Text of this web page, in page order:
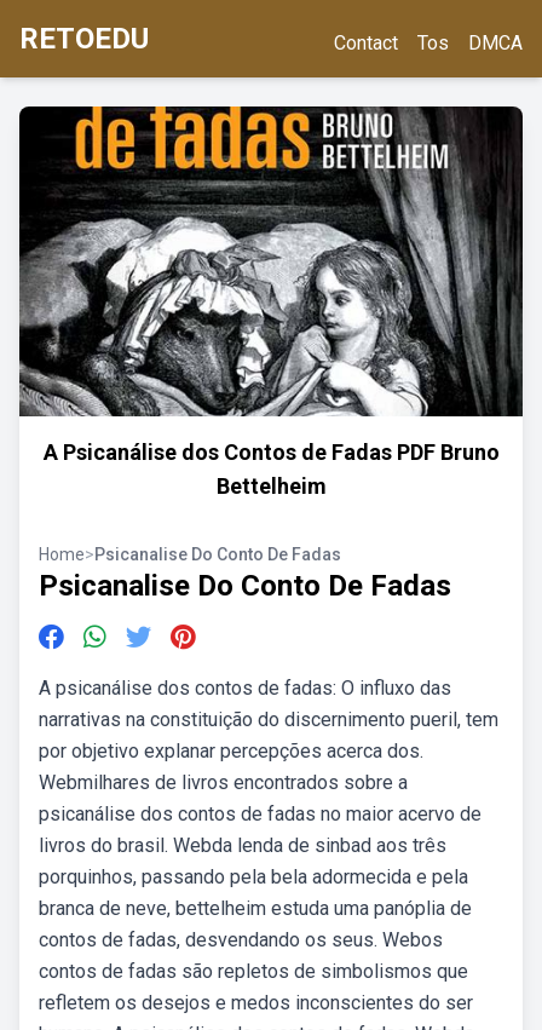
RETOEDU Contact Tos DMCA
A Psicanálise dos Contos de Fadas PDF Bruno
Bettelheim
Home>Psicanalise Do Conto De Fadas
Psicanalise Do Conto De Fadas
A psicanálise dos contos de fadas: O influxo das
narrativas na constituição do discernimento pueril, tem
por objetivo explanar percepções acerca dos.
Webmilhares de livros encontrados sobre a
psicanálise dos contos de fadas no maior acervo de
livros do brasil. Webda lenda de sinbad aos três
porquinhos, passando pela bela adormecida e pela
branca de neve, bettelheim estuda uma panóplia de
contos de fadas, desvendando os seus. Webos
contos de fadas são repletos de simbolismos que
refletem os desejos e medos inconscientes do ser